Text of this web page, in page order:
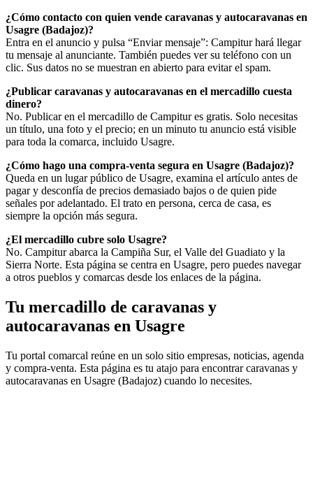
¿Cómo contacto con quien vende caravanas y autocaravanas en
Usagre (Badajoz)?
Entra en el anuncio y pulsa “Enviar mensaje”: Campitur hará llegar
tu mensaje al anunciante. También puedes ver su teléfono con un
clic. Sus datos no se muestran en abierto para evitar el spam.
¿Publicar caravanas y autocaravanas en el mercadillo cuesta
dinero?
No. Publicar en el mercadillo de Campitur es gratis. Solo necesitas
un título, una foto y el precio; en un minuto tu anuncio está visible
para toda la comarca, incluido Usagre.
¿Cómo hago una compra-venta segura en Usagre (Badajoz)?
Queda en un lugar público de Usagre, examina el artículo antes de
pagar y desconfía de precios demasiado bajos o de quien pide
señales por adelantado. El trato en persona, cerca de casa, es
siempre la opción más segura.
¿El mercadillo cubre solo Usagre?
No. Campitur abarca la Campiña Sur, el Valle del Guadiato y la
Sierra Norte. Esta página se centra en Usagre, pero puedes navegar
a otros pueblos y comarcas desde los enlaces de la página.
Tu mercadillo de caravanas y
autocaravanas en Usagre
Tu portal comarcal reúne en un solo sitio empresas, noticias, agenda
y compra-venta. Esta página es tu atajo para encontrar caravanas y
autocaravanas en Usagre (Badajoz) cuando lo necesites.